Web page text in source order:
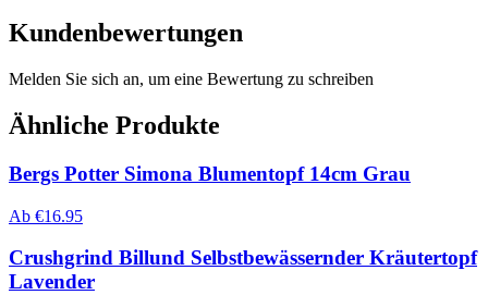
Kundenbewertungen
Melden Sie sich an, um eine Bewertung zu schreiben
Ähnliche Produkte
Bergs Potter Simona Blumentopf 14cm Grau
Ab €16.95
Crushgrind Billund Selbstbewässernder Kräutertopf
Lavender